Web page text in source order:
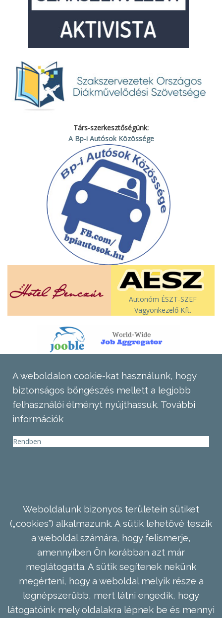
Társ-szerkesztőségünk:
A Bp-i Autósok Közössége
Autonóm ÉSZT-SZEF
Vagyonkezelő Kft.
A weboldalon cookie-kat használunk, hogy
biztonságos böngészés mellett a legjobb
felhasználói élményt nyújthassuk. További
információk
Rendben
Weboldalunk bizonyos területein sütiket
(„cookies”) alkalmazunk. A sütik lehetővé teszik
a weboldal számára, hogy felismerje,
amennyiben Ön korábban azt már
meglátogatta. A sütik segítenek nekünk
megérteni, hogy a weboldal melyik része a
legnépszerűbb, mert látni engedik, hogy
látogatóink mely oldalakra lépnek be és mennyi